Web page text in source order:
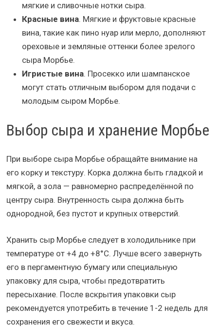
мягкие и сливочные нотки сыра.
Красные вина. Мягкие и фруктовые красные
вина, такие как пино нуар или мерло, дополняют
ореховые и земляные оттенки более зрелого
сыра Морбье.
Игристые вина. Просекко или шампанское
могут стать отличным выбором для подачи с
молодым сыром Морбье.
Выбор сыра и хранение Морбье
При выборе сыра Морбье обращайте внимание на
его корку и текстуру. Корка должна быть гладкой и
мягкой, а зола — равномерно распределённой по
центру сыра. Внутренность сыра должна быть
однородной, без пустот и крупных отверстий.
Хранить сыр Морбье следует в холодильнике при
температуре от +4 до +8°C. Лучше всего завернуть
его в пергаментную бумагу или специальную
упаковку для сыра, чтобы предотвратить
пересыхание. После вскрытия упаковки сыр
рекомендуется употребить в течение 1-2 недель для
сохранения его свежести и вкуса.